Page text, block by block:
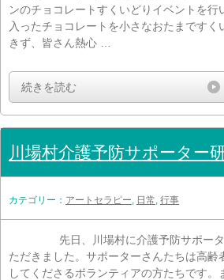
ンのチョコレートすくいどりイベントを
入ったチョコレートを小さなおたまです
きず、皆さん熱心 …
続きを読む
川場村介護予防サポーター
カテゴリー： アートセラピー, 日常, 行事
先日、川場村に介護予防サポーター
ただきました。サポーターさんたちは高齢
してくださるボランティアの方たちです